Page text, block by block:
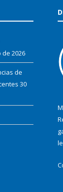
de 2026
de
30